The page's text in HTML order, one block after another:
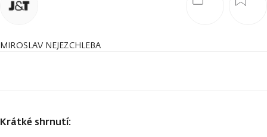
MIROSLAV NEJEZCHLEBA
Krátké shrnutí: